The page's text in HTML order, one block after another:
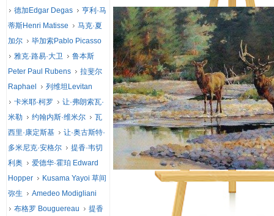
德加Edgar Degas
亨利·马
蒂斯Henri Matisse
马克·夏
加尔
毕加索Pablo Picasso
雅克·路易·大卫
鲁本斯
Peter Paul Rubens
拉斐尔
Raphael
列维坦Levitan
卡米耶·柯罗
让·弗朗索瓦·
米勒
约翰内斯·维米尔
瓦
西里·康定斯基
让·奥古斯特·
多米尼克·安格尔
提香·韦切
利奥
爱德华·霍珀 Edward
Hopper
Kusama Yayoi 草间
弥生
Amedeo Modigliani
布格罗 Bouguereau
提香